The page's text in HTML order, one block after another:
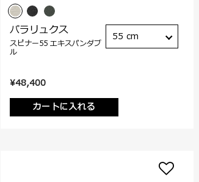
¥48,400
カートに入れる
パラリュクス
スピナー55 エキスパンダブ
ル
55 cm